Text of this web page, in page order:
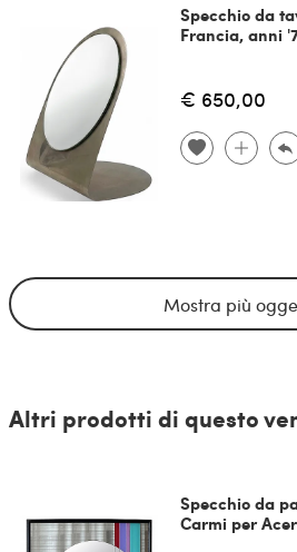
Specchio da
Francia, anni
€ 650,00
Mostra più
Altri prodotti di questo
Specchio da
Carmi per